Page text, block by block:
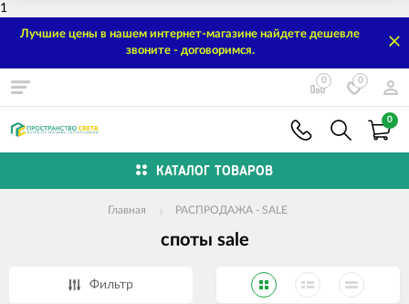
1
Лучшие цены в нашем интернет-магазине найдете дешевле
звоните - договоримся.
0 0
0
КАТАЛОГ ТОВАРОВ
Главная РАСПРОДАЖА - SALE
споты sale
Фильтр